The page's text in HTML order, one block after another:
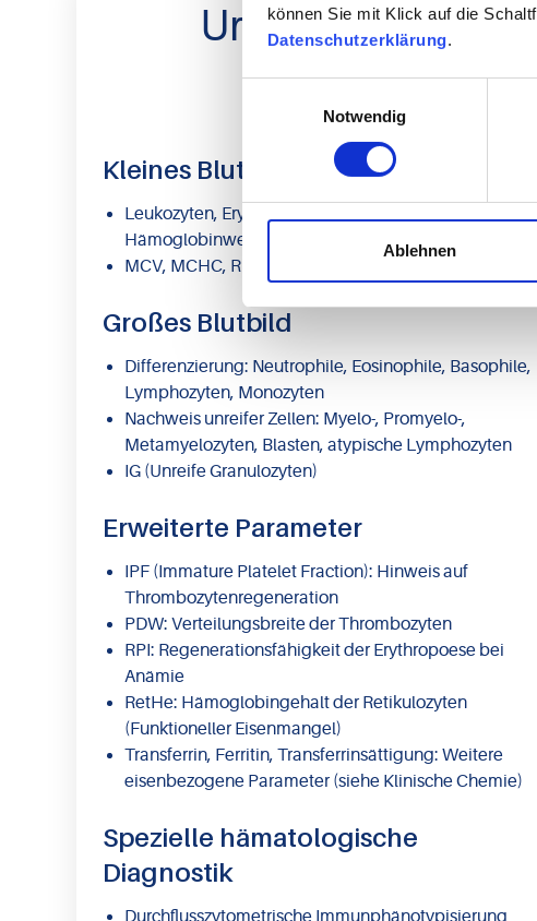
können Sie mit Klick auf die
Datenschutzerklärung.
Notwendig
Ablehnen
Umfassendes
Kleines Blutbild
Leukozyten, Erythrozyten, Thrombozyten,
Hämoglobinwerte
MCV, MCHC, RDW, NRBC
Großes Blutbild
Differenzierung: Neutrophile, Eosinophile, Basophile,
Lymphozyten, Monozyten
Nachweis unreifer Zellen: Myelo-, Promyelo-,
Metamyelozyten, Blasten, atypische Lymphozyten
IG (Unreife Granulozyten)
Erweiterte Parameter
IPF (Immature Platelet Fraction): Hinweis auf
Thrombozytenregeneration
PDW: Verteilungsbreite der Thrombozyten
RPI: Regenerationsfähigkeit der Erythropoese bei
Anämie
RetHe: Hämoglobingehalt der Retikulozyten
(Funktioneller Eisenmangel)
Transferrin, Ferritin, Transferrinsättigung: Weitere
eisenbezogene Parameter (siehe Klinische Chemie)
Spezielle hämatologische
Diagnostik
Durchflusszytometrische Immunphänotypisierung